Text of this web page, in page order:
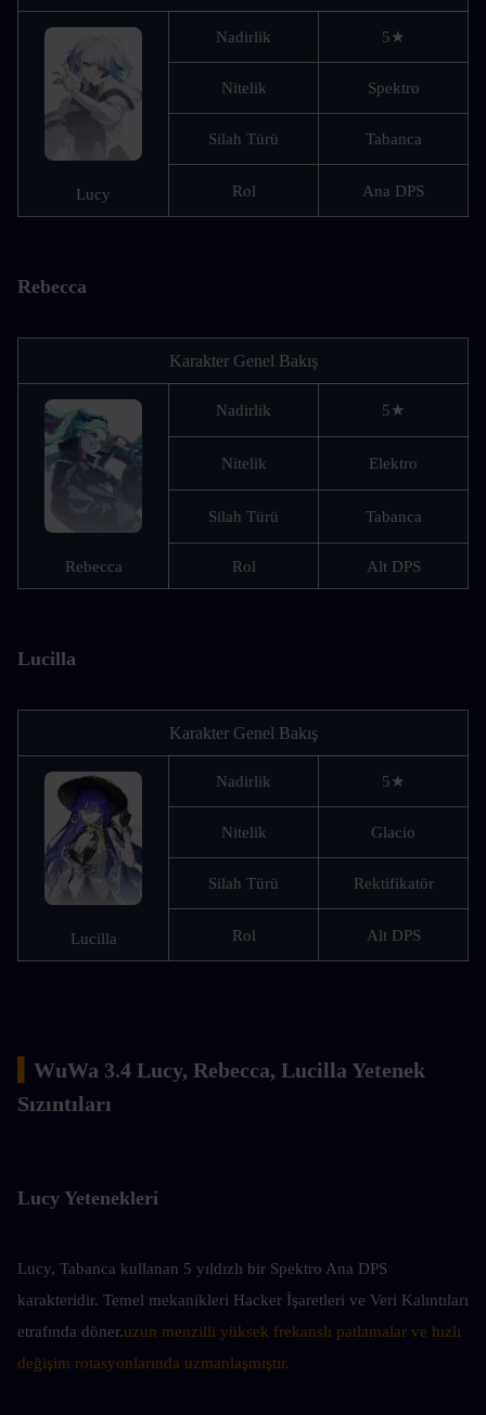
Lucy
Nadirlik 5★
Nitelik Spektro
Silah Türü Tabanca
Rol Ana DPS
Rebecca
Karakter Genel Bakış
Rebecca
Nadirlik 5★
Nitelik Elektro
Silah Türü Tabanca
Rol Alt DPS
Lucilla
Karakter Genel Bakış
Lucilla
Nadirlik 5★
Nitelik Glacio
Silah Türü Rektifikatör
Rol Alt DPS
WuWa 3.4 Lucy, Rebecca, Lucilla Yetenek
Sızıntıları
Lucy Yetenekleri
Lucy, Tabanca kullanan 5 yıldızlı bir Spektro Ana DPS
karakteridir. Temel mekanikleri Hacker İşaretleri ve Veri Kalıntıları
etrafında döner.uzun menzilli yüksek frekanslı patlamalar ve hızlı
değişim rotasyonlarında uzmanlaşmıştır.